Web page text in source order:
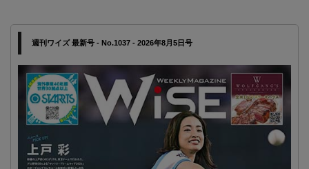
週刊ワイズ 最新号 - No.1037 - 2026年8月5日号